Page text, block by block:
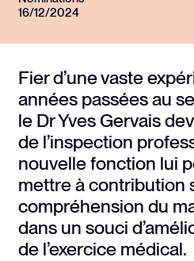
16/12/2024
Fier d’une vaste
années passées au
le Dr Yves Gervais
de l’inspection
nouvelle fonction lui
mettre à contribution
compréhension du
dans un souci
de l’exercice médical.